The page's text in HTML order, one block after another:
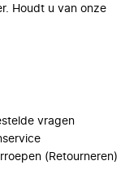
Houdt u van onze
vragen
(Retourneren)